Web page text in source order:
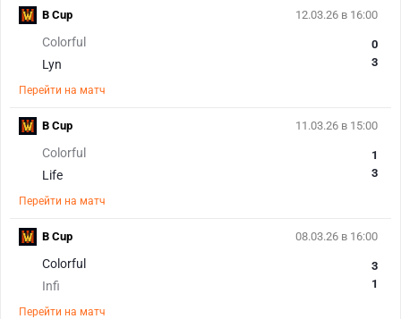
12.03.26 в 16:00
Colorful
Lyn
0
3
Перейти на матч
B Cup
11.03.26 в 15:00
Colorful
Life
1
3
Перейти на матч
B Cup
08.03.26 в 16:00
Colorful
Infi
3
1
Перейти на матч
B Cup